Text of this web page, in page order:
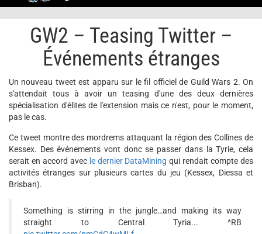
GW2 – Teasing Twitter –
Événements étranges
Un nouveau tweet est apparu sur le fil officiel de Guild Wars 2. On
s'attendait tous à avoir un teasing d'une des deux dernières
spécialisation d'élites de l'extension mais ce n'est, pour le moment,
pas le cas.
Ce tweet montre des mordrems attaquant la région des Collines de
Kessex. Des événements vont donc se passer dans la Tyrie, cela
serait en accord avec le dernier DataMining qui rendait compte des
activités étranges sur plusieurs cartes du jeu (Kessex, Diessa et
Brisban).
Something is stirring in the jungle…and making its way
straight to Central Tyria... ^RB